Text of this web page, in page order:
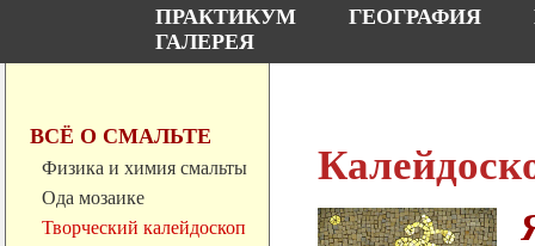
ПРАКТИКУМ ГЕОГРАФИЯ
ГАЛЕРЕЯ
ВСЁ О СМАЛЬТЕ
Физика и химия смальты
Ода мозаике
Творческий калейдоскоп